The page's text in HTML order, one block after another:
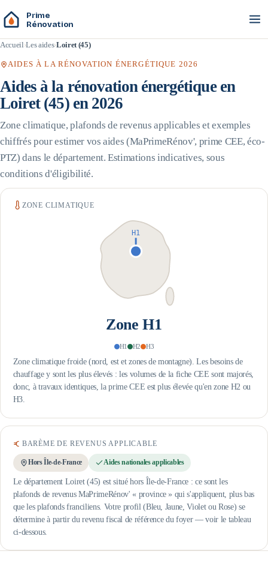
Prime
Rénovation
Accueil Les aides Loiret (45)
AIDES À LA RÉNOVATION ÉNERGÉTIQUE 2026
Aides à la rénovation énergétique en
Loiret(45) en 2026
Zone climatique, plafonds de revenus applicables et exemples
chiffrés pour estimer vos aides (MaPrimeRénov', prime CEE, éco-
PTZ) dans le département. Estimations indicatives, sous
conditions d'éligibilité.
ZONE CLIMATIQUE
H1
ZoneH1
H1 H2 H3
Zone climatique froide (nord, est et zones de montagne). Les besoins de
chauffage y sont les plus élevés : les volumes de la fiche CEE sont majorés,
donc, à travaux identiques, la prime CEE est plus élevée qu'en zone H2 ou
H3.
BARÈME DE REVENUS APPLICABLE
Hors Île-de-France Aides nationales applicables
Le département Loiret (45) est situé hors Île-de-France : ce sont les
plafonds de revenus MaPrimeRénov' « province » qui s'appliquent, plus bas
que les plafonds franciliens. Votre profil (Bleu, Jaune, Violet ou Rose) se
détermine à partir du revenu fiscal de référence du foyer — voir le tableau
ci-dessous.